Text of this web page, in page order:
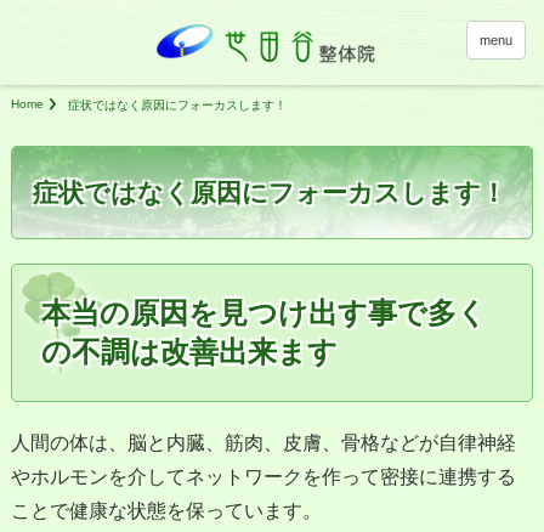
menu
Home 症状ではなく原因にフォーカスします！
症状ではなく原因にフォーカスします！
本当の原因を見つけ出す事で多く
の不調は改善出来ます
人間の体は、脳と内臓、筋肉、皮膚、骨格などが自律神経
やホルモンを介してネットワークを作って密接に連携する
ことで健康な状態を保っています。